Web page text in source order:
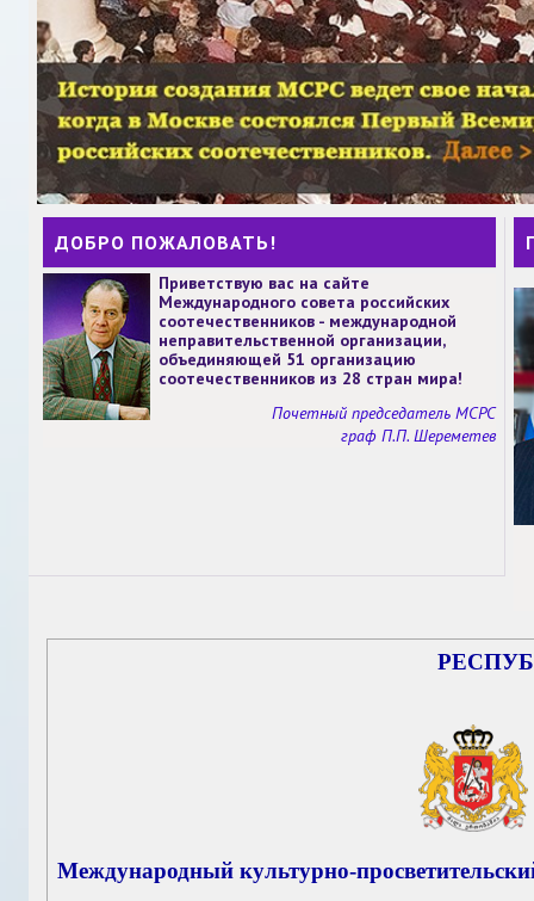
ДОБРО ПОЖАЛОВАТЬ!
Приветствую вас на сайте
Международного совета российских
соотечественников - международной
неправительственной организации,
объединяющей 51 организацию
соотечественников из 28 стран мира!
Почетный председатель МСРС
граф П.П. Шереметев